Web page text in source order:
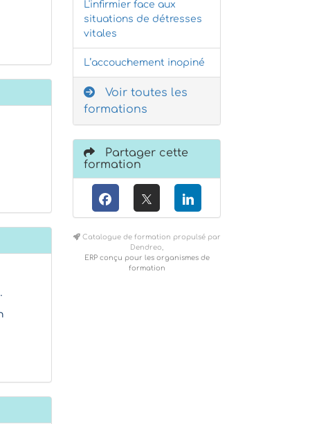
L'infirmier face aux
situations de détresses
vitales
L’accouchement inopiné
Voir toutes les
formations
Partager cette
formation
Catalogue de formation propulsé par
Dendreo,
ERP conçu pour les organismes de
formation